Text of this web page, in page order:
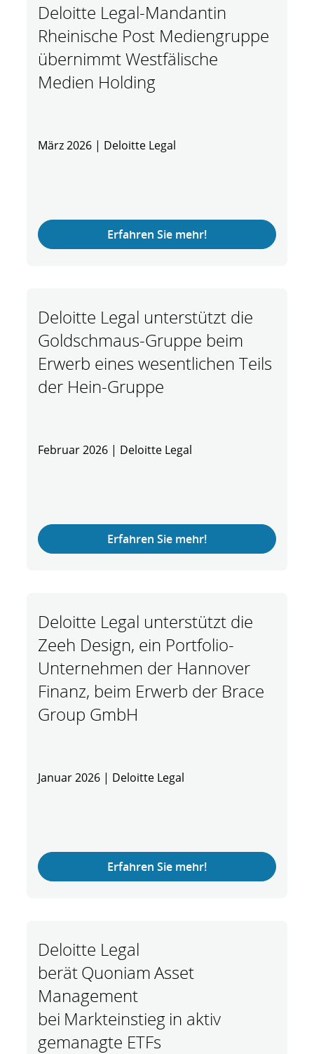
Deloitte Legal-Mandantin
Rheinische Post Mediengruppe
übernimmt Westfälische
Medien Holding
März 2026 | Deloitte Legal
Erfahren Sie mehr!
Deloitte Legal unterstützt die
Goldschmaus-Gruppe beim
Erwerb eines wesentlichen Teils
der Hein-Gruppe
Februar 2026 | Deloitte Legal
Erfahren Sie mehr!
Deloitte Legal unterstützt die
Zeeh Design, ein Portfolio-
Unternehmen der Hannover
Finanz, beim Erwerb der Brace
Group GmbH
Januar 2026 | Deloitte Legal
Erfahren Sie mehr!
Deloitte Legal
berät Quoniam Asset
Management
bei Markteinstieg in aktiv
gemanagte ETFs